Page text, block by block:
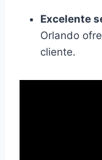
Excelente
Orlando
cliente.